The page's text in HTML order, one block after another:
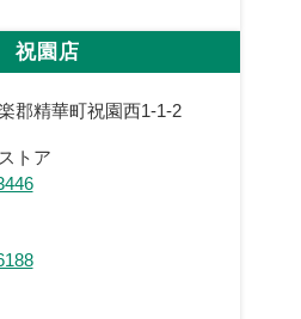
祝園店
郡精華町祝園西1-1-2
トア